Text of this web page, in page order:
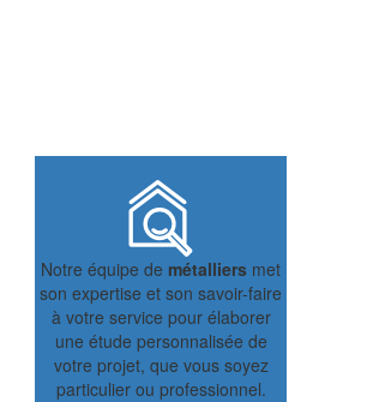
Notre équipe de métalliers met
son expertise et son savoir-faire
à votre service pour élaborer
une étude personnalisée de
votre projet, que vous soyez
particulier ou professionnel.